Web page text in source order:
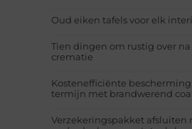
Oud eiken tafels voor elk
Tien dingen om rustig over
crematie
Kostenefficiënte
termijn met brandwerend
Verzekeringspakket afsluiten